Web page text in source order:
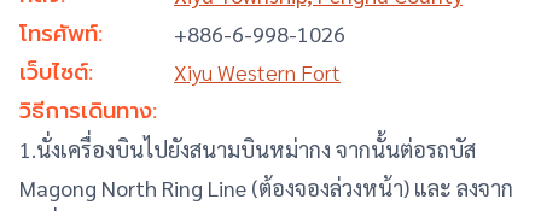
โทรศัพท์: +886-6-998-1026
เว็บไซต์: Xiyu Western Fort
วิธีการเดินทาง:
1.นั่งเครื่องบินไปยังสนามบินหม่ากง จากนั้นต่อรถบัส
Magong North Ring Line (ต้องจองล่วงหน้า) และ ลงจาก